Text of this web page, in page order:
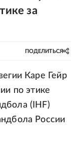
за
ПОДЕЛИТЬСЯ
Каре Гейр
по этике
(IHF)
России